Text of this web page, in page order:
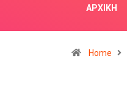
ΑΡΧΙΚΗ
Home